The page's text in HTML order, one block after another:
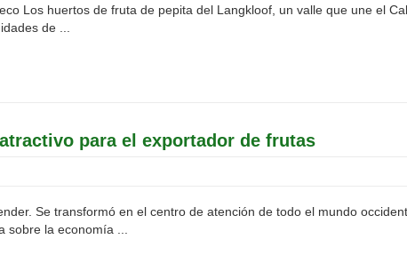
Los huertos de fruta de pepita del Langkloof, un valle que une el
de ...
para el exportador de frutas
Se transformó en el centro de atención de todo el mundo
sobre la economía ...